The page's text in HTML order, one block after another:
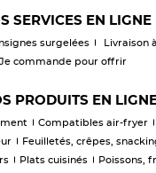
SERVICES EN LIGNE
surgelées
Livraison
Je commande pour offrir
PRODUITS EN
Compatibles air-fryer
Feuilletés, crêpes,
Plats cuisinés
Poissons,